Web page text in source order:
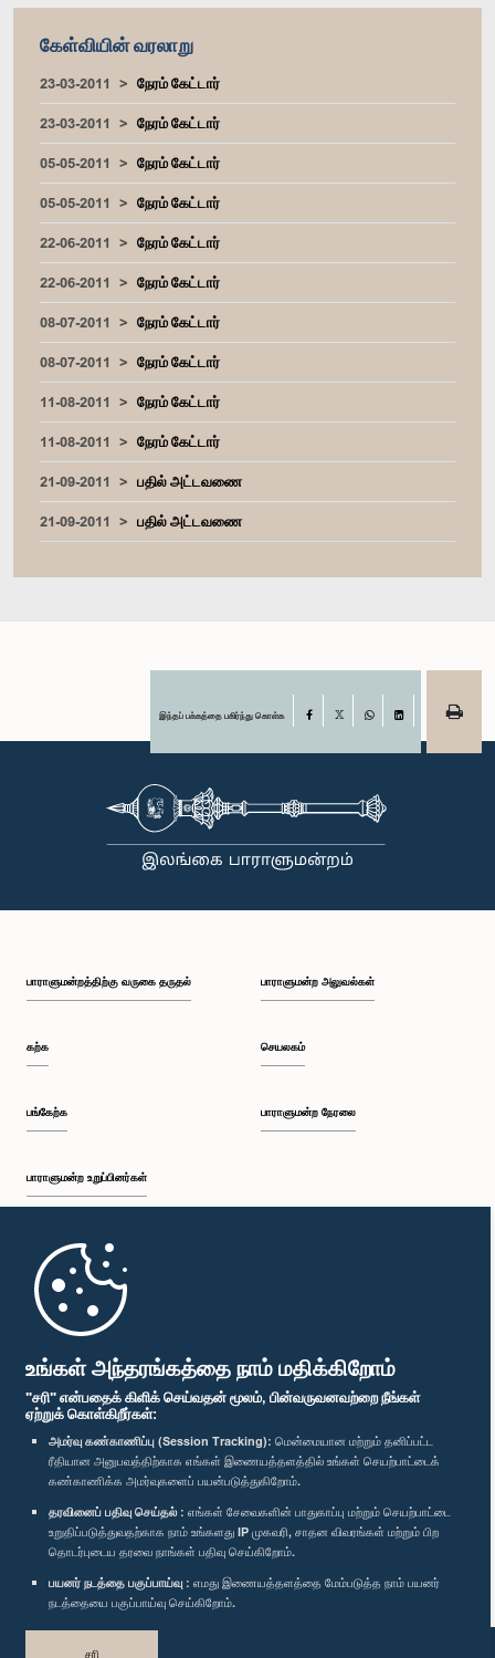
உங்கள் அந்தரங்கத்தை நாம் மதிக்கிறோம்
"சரி" என்பதைக் கிளிக் செய்வதன் மூலம், பின்வருவனவற்றை நீங்கள்
ஏற்றுக் கொள்கிறீர்கள்:
அமர்வு கண்காணிப்பு (Session Tracking): மென்மையான மற்றும் தனிப்பட்ட
ரீதியான அனுபவத்திற்காக எங்கள் இணையத்தளத்தில் உங்கள் செயற்பாட்டைக்
கண்காணிக்க அமர்வுகளைப் பயன்படுத்துகிறோம்.
தரவினைப் பதிவு செய்தல் : எங்கள் சேவைகளின் பாதுகாப்பு மற்றும் செயற்பாட்டை
உறுதிப்படுத்துவதற்காக நாம் உங்களது IP முகவரி, சாதன விவரங்கள் மற்றும் பிற
தொடர்புடைய தரவை நாங்கள் பதிவு செய்கிறோம்.
பயனர் நடத்தை பகுப்பாய்வு : எமது இணையத்தளத்தை மேம்படுத்த நாம் பயனர்
நடத்தையை பகுப்பாய்வு செய்கிறோம்.
சரி
கேள்வியின் வரலாறு
23-03-2011
நேரம் கேட்டார்
23-03-2011
நேரம் கேட்டார்
05-05-2011
நேரம் கேட்டார்
05-05-2011
நேரம் கேட்டார்
22-06-2011
நேரம் கேட்டார்
22-06-2011
நேரம் கேட்டார்
08-07-2011
நேரம் கேட்டார்
08-07-2011
நேரம் கேட்டார்
11-08-2011
நேரம் கேட்டார்
11-08-2011
நேரம் கேட்டார்
21-09-2011
பதில் அட்டவணை
21-09-2011
பதில் அட்டவணை
இந்தப் பக்கத்தை பகிர்ந்து கொள்க Facebook
பாராளுமன்றத்திற்கு வருகை தருதல்
கற்க
பங்கேற்க
பாராளுமன்ற உறுப்பினர்கள்
முதற்பக்கம்
பாராளுமன்ற அலுவல்கள்
செயலகம்
பாராளுமன்ற நேரலை
பாராளுமன்ற கையடக்க செயலி
எம்மை பின்தொடர்க :
விருதுகள்
தனியுரிமைக் கொள்கை